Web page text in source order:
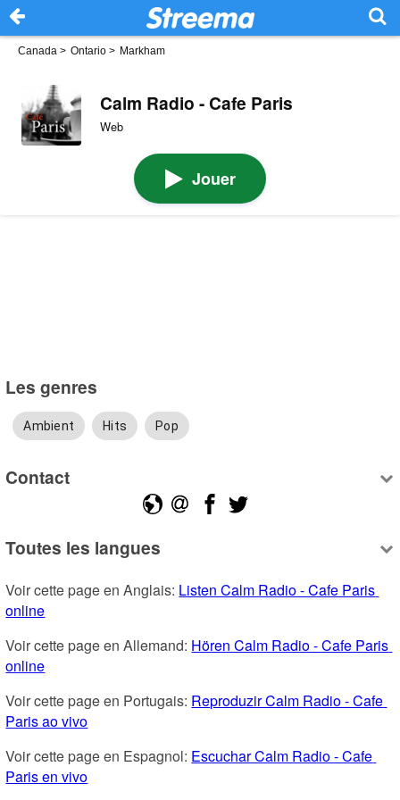
Canada > Ontario > Markham
Calm Radio - Cafe Paris
Web
Jouer
Les genres
Ambient Hits Pop
Contact
Toutes les langues
Voir cette page en Anglais: Listen Calm Radio - Cafe Paris
online
Voir cette page en Allemand: Hören Calm Radio - Cafe Paris
online
Voir cette page en Portugais: Reproduzir Calm Radio - Cafe
Paris ao vivo
Voir cette page en Espagnol: Escuchar Calm Radio - Cafe
Paris en vivo